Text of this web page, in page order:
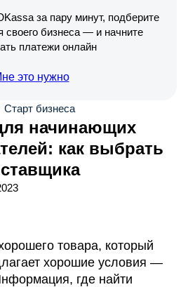
за пару минут, подберите
своего бизнеса — и начните
платежи онлайн
это нужно
Старт бизнеса
начинающих
как выбрать
товара, который
хорошие условия —
где найти